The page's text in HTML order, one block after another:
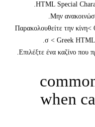
HTML
6.
σ <